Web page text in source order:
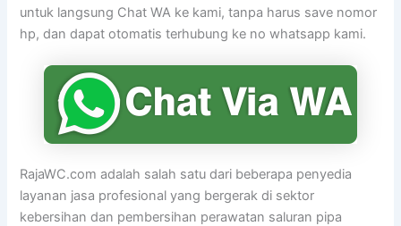
untuk langsung Chat WA ke kami, tanpa harus save nomor
hp, dan dapat otomatis terhubung ke no whatsapp kami.
RajaWC.com adalah salah satu dari beberapa penyedia
layanan jasa profesional yang bergerak di sektor
kebersihan dan pembersihan perawatan saluran pipa